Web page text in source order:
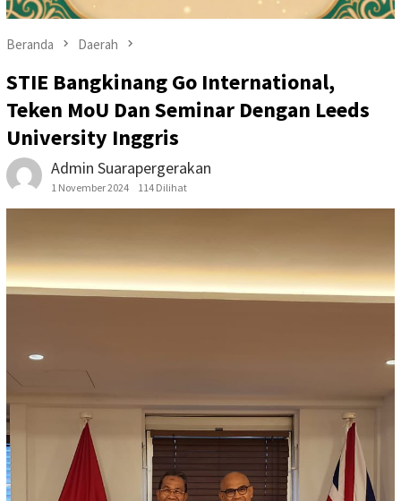
Beranda Daerah
STIE Bangkinang Go International,
Teken MoU Dan Seminar Dengan Leeds
University Inggris
Admin Suarapergerakan
1 November 2024 114 Dilihat